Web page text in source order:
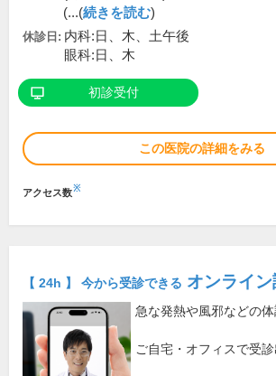
(...(続きを読む)
休診日: 内科:日、木、土午後
眼科:日、木
初診受付
この医院の詳細をみる
アクセス数※
【 24h 】 今から受診できる オンライ
急な発熱や風邪などの
ご自宅・オフィスで受